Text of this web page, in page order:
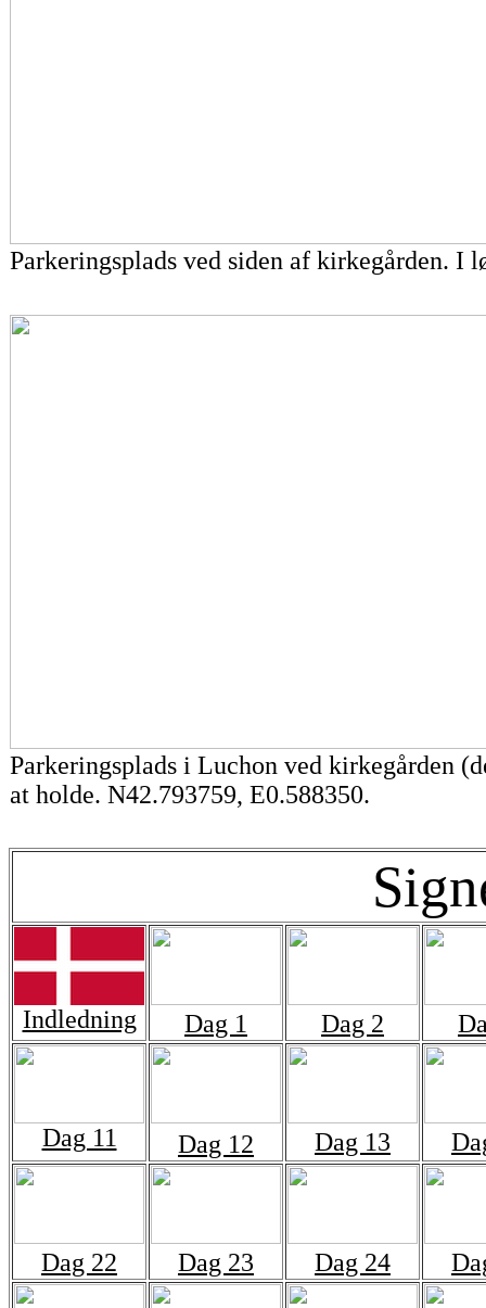
Parkeringsplads ved siden af kirkegården. I
Parkeringsplads i Luchon ved kirkegården
at holde. N42.793759, E0.588350.
Indledning Dag 1 Dag 2
Dag 11 Dag 12 Dag 13
Dag 22 Dag 23 Dag 24